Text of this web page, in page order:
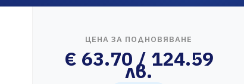
ЦЕНА ЗА ПОДНОВЯВАНЕ
€ 63.70 / 124.59
лв.